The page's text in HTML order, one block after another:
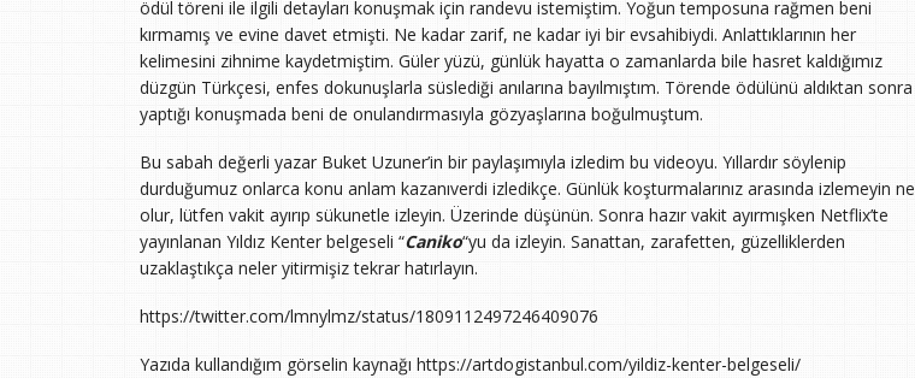
ödül töreni ile ilgili detayları konuşmak için randevu istemiştim. Yoğun temposuna rağmen beni
kırmamış ve evine davet etmişti. Ne kadar zarif, ne kadar iyi bir evsahibiydi. Anlattıklarının her
kelimesini zihnime kaydetmiştim. Güler yüzü, günlük hayatta o zamanlarda bile hasret kaldığımız
düzgün Türkçesi, enfes dokunuşlarla süslediği anılarına bayılmıştım. Törende ödülünü aldıktan sonra
yaptığı konuşmada beni de onulandırmasıyla gözyaşlarına boğulmuştum.
Bu sabah değerli yazar Buket Uzuner’in bir paylaşımıyla izledim bu videoyu. Yıllardır söylenip
durduğumuz onlarca konu anlam kazanıverdi izledikçe. Günlük koşturmalarınız arasında izlemeyin ne
olur, lütfen vakit ayırıp sükunetle izleyin. Üzerinde düşünün. Sonra hazır vakit ayırmışken Netflix’te
yayınlanan Yıldız Kenter belgeseli “Caniko“yu da izleyin. Sanattan, zarafetten, güzelliklerden
uzaklaştıkça neler yitirmişiz tekrar hatırlayın.
https://twitter.com/lmnylmz/status/1809112497246409076
Yazıda kullandığım görselin kaynağı https://artdogistanbul.com/yildiz-kenter-belgeseli/